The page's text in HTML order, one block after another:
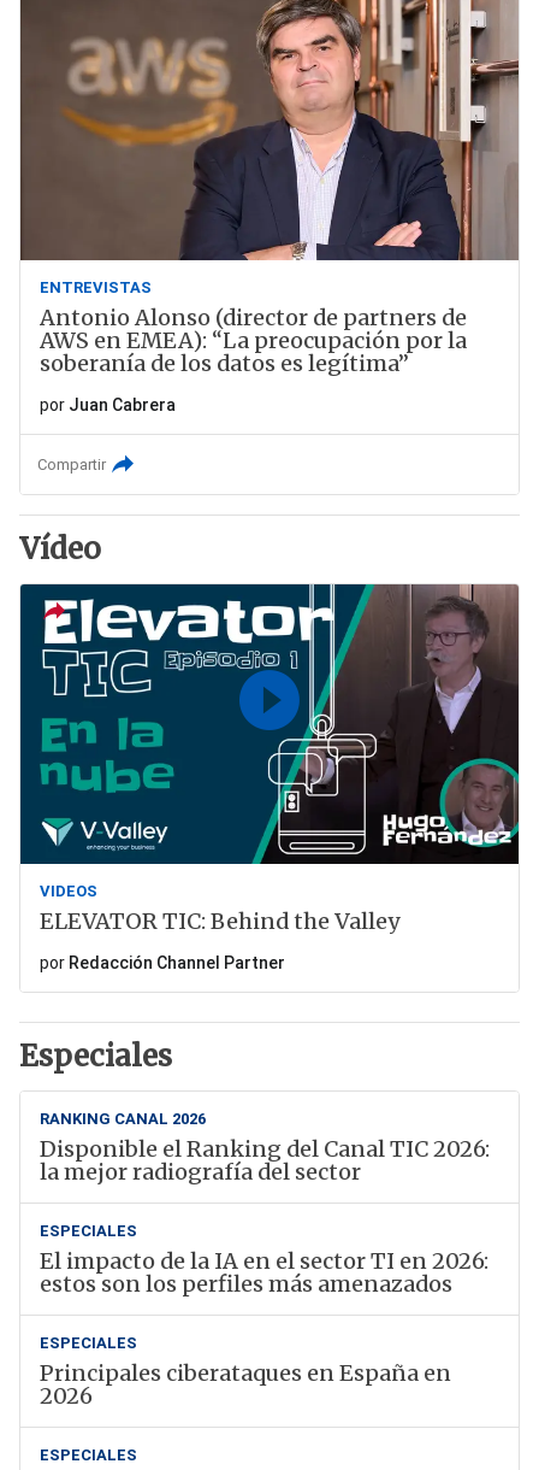
ENTREVISTAS
Antonio Alonso (director de partners de
AWS en EMEA): “La preocupación por la
soberanía de los datos es legítima”
por Juan Cabrera
Compartir
Vídeo
VIDEOS
ELEVATOR TIC: Behind the Valley
por Redacción Channel Partner
Especiales
RANKING CANAL 2026
Disponible el Ranking del Canal TIC 2026:
la mejor radiografía del sector
ESPECIALES
El impacto de la IA en el sector TI en 2026:
estos son los perfiles más amenazados
ESPECIALES
Principales ciberataques en España en
2026
ESPECIALES